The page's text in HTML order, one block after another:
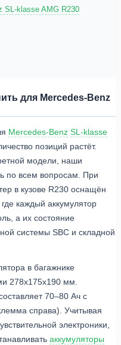
SL-klasse AMG R230
для Mercedes-Benz
Mercedes-Benz SL-klasse
позиций растёт.
модели, наши
по всем вопросам. При
в кузове R230 оснащён
каждый аккумулятор
а их состояние
системы SBC и складной
в багажнике
278x175x190 мм.
70–80 Ач с
справа). Учитывая
электроники,
аккумуляторы